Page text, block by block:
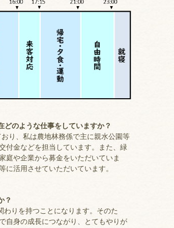
のような仕事をしていますか？
り、私は農地林務係で主に親水公園等
付金などを担当しています。また、緑
庭や企業から募金をいただいていま
活用させていただいています。
？
りを持つことになります。そのた
自身の成長につながり、とてもやりが